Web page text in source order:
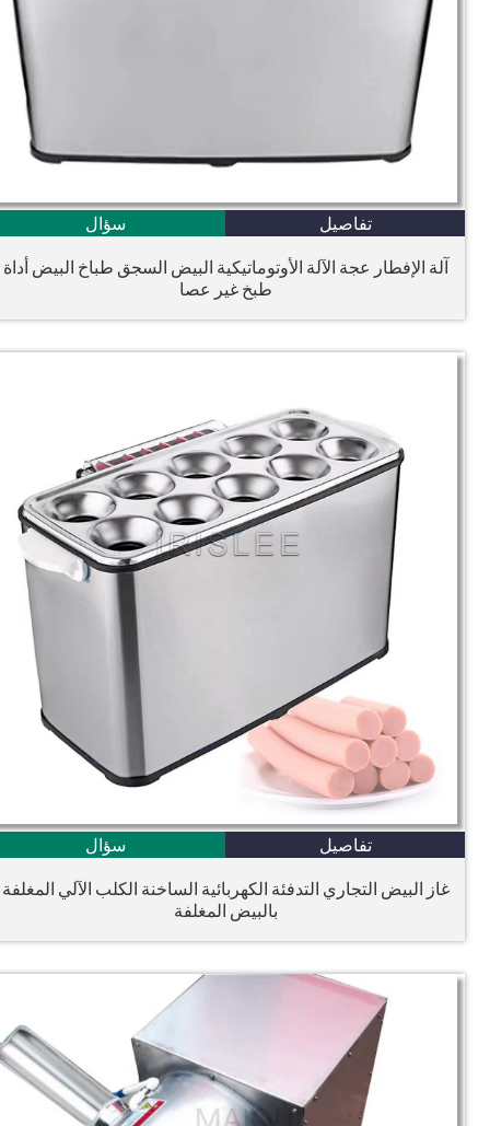
تفاصيل سؤال
آلة الإفطار عجة الآلة الأوتوماتيكية البيض السجق طباخ البيض أداة
طبخ غير عصا
تفاصيل سؤال
غاز البيض التجاري التدفئة الكهربائية الساخنة الكلب الآلي المغلفة
بالبيض المغلفة